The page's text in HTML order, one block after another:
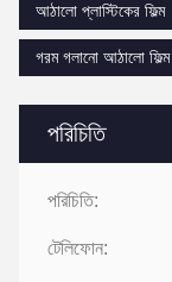
পরিচিতি
পরিচিতি:
টেলিফোন:
আঠালো প্লাস্টিকের ফিল্ম
গরম গলানো আঠালো ফিল্ম